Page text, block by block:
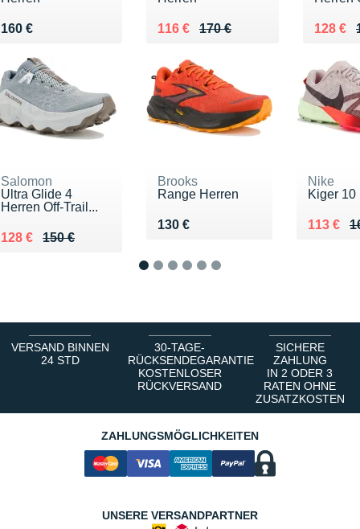
160 €
Vendu 160 € 170 €
Au lieu de 170 €
116 €
Vendu 116 € Au lieu
128 €
Vendu
Salomon
Ultra Glide 4
Herren Off-Trail...
150 €
Au lieu de 150 €
128 €
Vendu 128 €
Brooks
Range Herren
130 €
Vendu 130 €
Nike
Kiger 10
Au lieu
113 €
Vendu
VERSAND BINNEN
24 STD
30-TAGE-
RÜCKSENDEGARANTIE
KOSTENLOSER
RÜCKVERSAND
SICHERE
ZAHLUNG
IN 2 ODER 3
RATEN OHNE
ZUSATZKOSTEN
ZAHLUNGSMÖGLICHKEITEN
UNSERE VERSANDPARTNER